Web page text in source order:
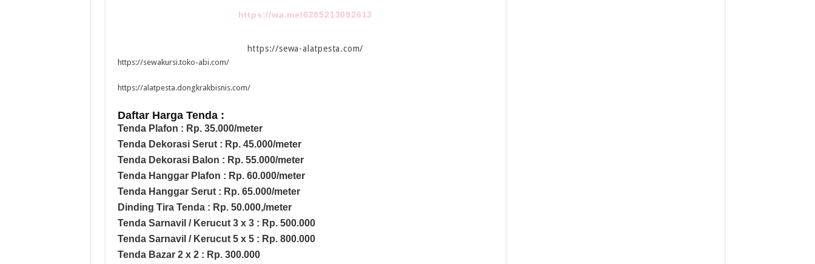
https://wa.me/6285213092613
https://sewa-alatpesta.com/
https://sewakursi.toko-abi.com/
https://alatpesta.dongkrakbisnis.com/
Daftar Harga Tenda :
Tenda Plafon : Rp. 35.000/meter
Tenda Dekorasi Serut : Rp. 45.000/meter
Tenda Dekorasi Balon : Rp. 55.000/meter
Tenda Hanggar Plafon : Rp. 60.000/meter
Tenda Hanggar Serut : Rp. 65.000/meter
Dinding Tira Tenda : Rp. 50.000,/meter
Tenda Sarnavil / Kerucut 3 x 3 : Rp. 500.000
Tenda Sarnavil / Kerucut 5 x 5 : Rp. 800.000
Tenda Bazar 2 x 2 : Rp. 300.000